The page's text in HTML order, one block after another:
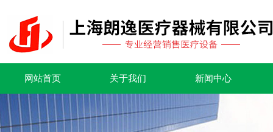
网站首页 关于我们 新闻中心